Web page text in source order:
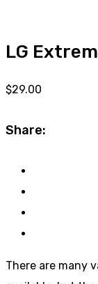
LG
$29.00
Share:
There are many